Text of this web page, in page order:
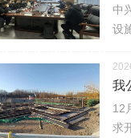
中
设
我
12
求